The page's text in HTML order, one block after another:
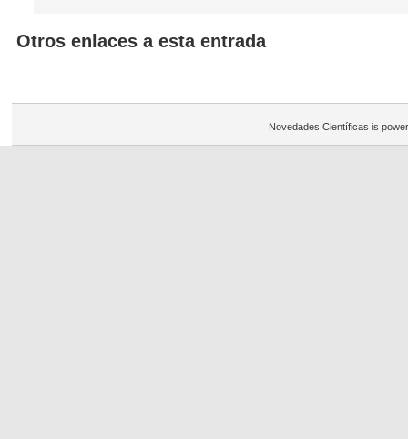
Otros enlaces a esta entrada
Novedades Científicas is